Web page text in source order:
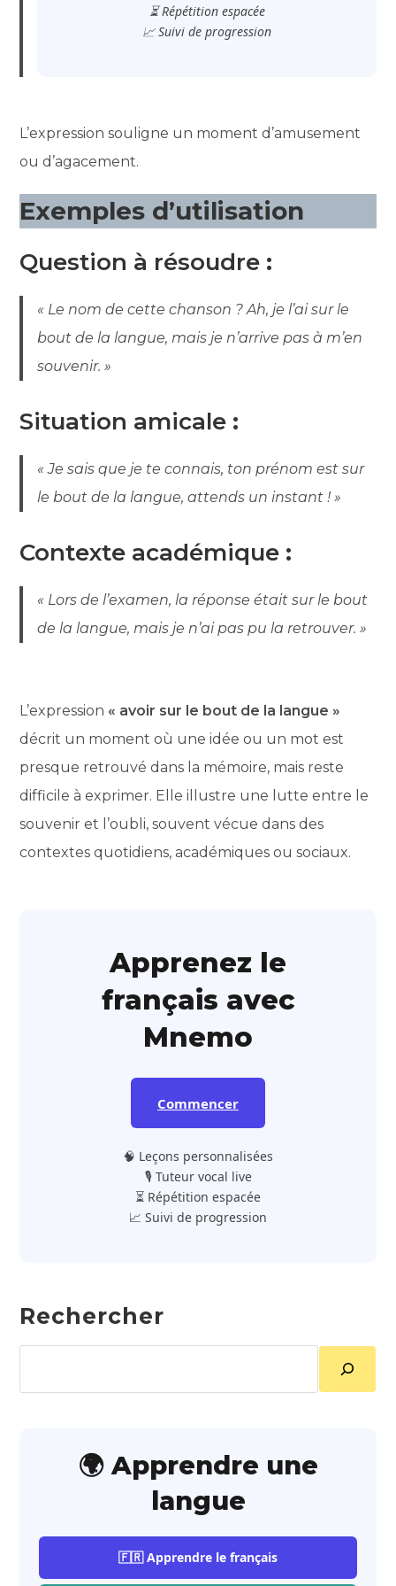
⏳ Répétition espacée
📈 Suivi de progression
L’expression souligne un moment d’amusement
ou d’agacement.
Exemples d’utilisation
Question à résoudre :
« Le nom de cette chanson ? Ah, je l’ai sur le
bout de la langue, mais je n’arrive pas à m’en
souvenir. »
Situation amicale :
« Je sais que je te connais, ton prénom est sur
le bout de la langue, attends un instant ! »
Contexte académique :
« Lors de l’examen, la réponse était sur le bout
de la langue, mais je n’ai pas pu la retrouver. »
L’expression « avoir sur le bout de la langue »
décrit un moment où une idée ou un mot est
presque retrouvé dans la mémoire, mais reste
difficile à exprimer. Elle illustre une lutte entre le
souvenir et l’oubli, souvent vécue dans des
contextes quotidiens, académiques ou sociaux.
Apprenez le
français avec
Mnemo
Commencer
🧠 Leçons personnalisées
🎙️ Tuteur vocal live
⏳ Répétition espacée
📈 Suivi de progression
Rechercher
🌍 Apprendre une
langue
🇫🇷 Apprendre le français